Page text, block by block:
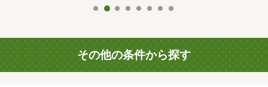
その他の条件から探す